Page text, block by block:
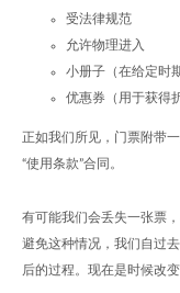
受法律规范
允许物理进入
小册子（在给定时
优惠券（用于获得
正如我们所见，门票附带
“使用条款”合同。
有可能我们会丢失一张票
避免这种情况，我们自过
后的过程。现在是时候改